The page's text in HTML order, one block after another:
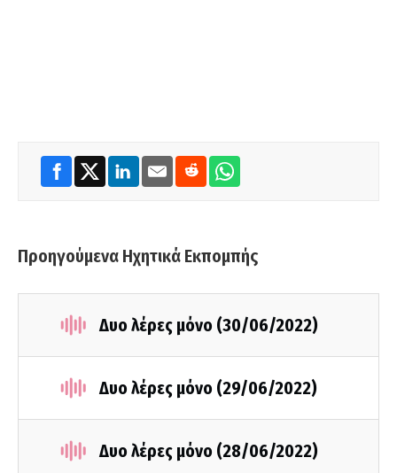
Προηγούμενα Ηχητικά Εκπομπής
Δυο λέρες μόνο (30/06/2022)
Δυο λέρες μόνο (29/06/2022)
Δυο λέρες μόνο (28/06/2022)